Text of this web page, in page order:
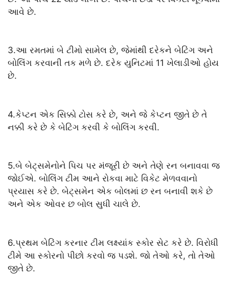
આવે છે.
3.આ રમતમાં બે ટીમો સામેલ છે, જેમાંથી દરેકને બેટિંગ અને
બોલિંગ કરવાની તક મળે છે. દરેક યુનિટમાં 11 ખેલાડીઓ હોય
છે.
4.કેપ્ટન એક સિક્કો ટોસ કરે છે, અને જે કેપ્ટન જીતે છે તે
નક્કી કરે છે કે બેટિંગ કરવી કે બોલિંગ કરવી.
5.બે બેટ્સમેનોને પિચ પર મંજૂરી છે અને તેણે રન બનાવવા જ
જોઈએ. બોલિંગ ટીમ આને રોકવા માટે વિકેટ મેળવવાનો
પ્રયાસ કરે છે. બેટ્સમેન એક બોલમાં છ રન બનાવી શકે છે
અને એક ઓવર છ બોલ સુધી ચાલે છે.
6.પ્રથમ બેટિંગ કરનાર ટીમ લક્ષ્યાંક સ્કોર સેટ કરે છે. વિરોધી
ટીમે આ સ્કોરનો પીછો કરવો જ પડશે. જો તેઓ કરે, તો તેઓ
જીતે છે.